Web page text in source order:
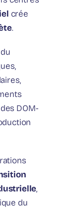
crée
.
DOM-
,
du